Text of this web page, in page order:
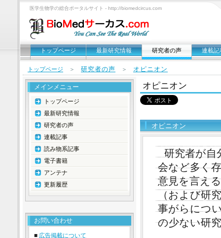
医学生物学の総合ポータルサイト - http://biomedcircus.com
トップページ 最新研究情報 研究者の声 連載記
トップページ ＞ 研究者の声 ＞ オピニオン
オピニオン
オピニオン
研究者が自
会など多く
意見を言え
（および研
事がらにつ
の少ない研
メインメニュー
トップページ
最新研究情報
研究者の声
連載記事
読み物系記事
電子書籍
アンテナ
更新履歴
お問い合わせ
■ 広告掲載について